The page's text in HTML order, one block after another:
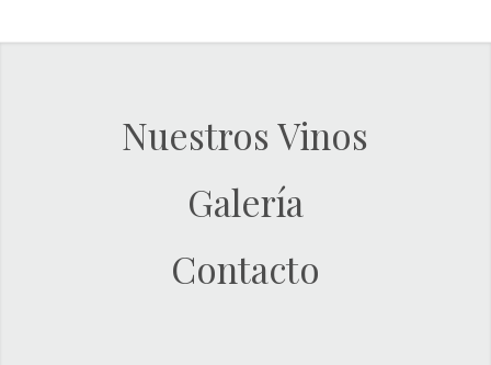
Nuestros Vinos
Galería
Contacto